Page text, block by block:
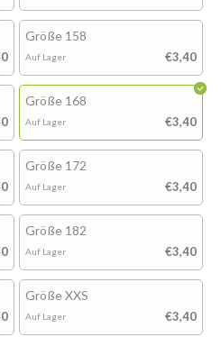
Größe 158
€3,40
Auf Lager
Größe 168
€3,40
Auf Lager
Größe 172
€3,40
Auf Lager
Größe 182
€3,40
Auf Lager
Größe XXS
€3,40
Auf Lager